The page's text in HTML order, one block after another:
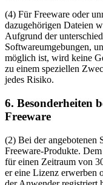
(4) Für Freeware oder
dazugehörigen Dateien
Aufgrund der
Softwareumgebungen,
möglich ist, wird keine
zu einem speziellen
jedes Risiko.
6. Besonderheiten
Freeware
(2) Bei der angebotenen
Freeware-Produkte.
für einen Zeitraum von
er eine Lizenz erwerben